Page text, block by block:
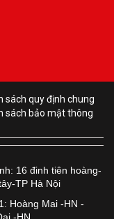
sách quy định chung
sách bảo mật thông
16 đinh tiên hoàng-
TP Hà Nội
Hoàng Mai -HN -
-HN